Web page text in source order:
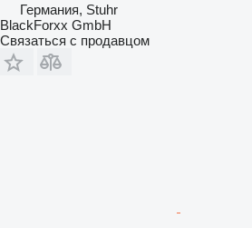
Германия, Stuhr
BlackForxx GmbH
Связаться с продавцом